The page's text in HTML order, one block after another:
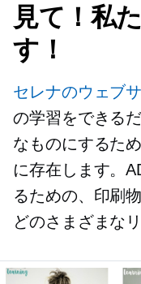
見て！私
す！
セレナのウェブ
の学習をできる
なものにするた
に存在します。
るための、印刷
どのさまざまな